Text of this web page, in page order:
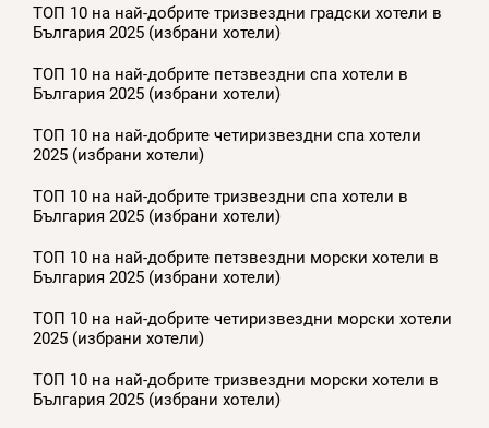
ТОП 10 на най-добрите тризвездни градски хотели в
България 2025 (избрани хотели)
ТОП 10 на най-добрите петзвездни спа хотели в
България 2025 (избрани хотели)
ТОП 10 на най-добрите четиризвездни спа хотели
2025 (избрани хотели)
ТОП 10 на най-добрите тризвездни спа хотели в
България 2025 (избрани хотели)
ТОП 10 на най-добрите петзвездни морски хотели в
България 2025 (избрани хотели)
ТОП 10 на най-добрите четиризвездни морски хотели
2025 (избрани хотели)
ТОП 10 на най-добрите тризвездни морски хотели в
България 2025 (избрани хотели)